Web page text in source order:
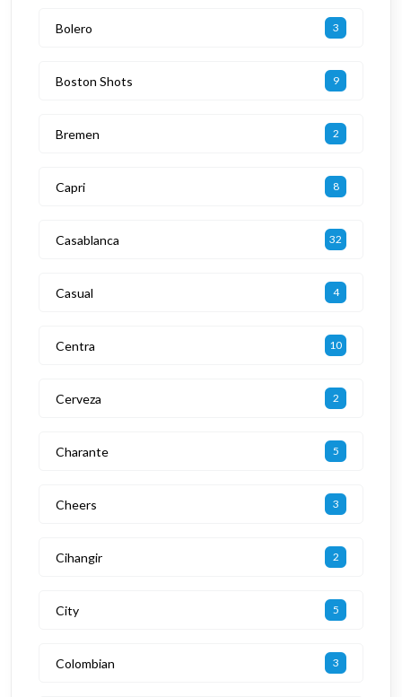
Bolero 3
Boston Shots 9
Bremen 2
Capri 8
Casablanca 32
Casual 4
Centra 10
Cerveza 2
Charante 5
Cheers 3
Cihangir 2
City 5
Colombian 3